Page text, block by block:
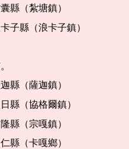
（紮塘鎮）
（浪卡子鎮）
薩迦鎮）
（協格爾鎮）
（宗嘎鎮）
（卡嘎鄉）